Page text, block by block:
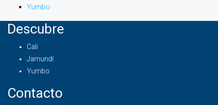
Yumbo
Descubre
Cali
Jamundí
Yumbo
Contacto